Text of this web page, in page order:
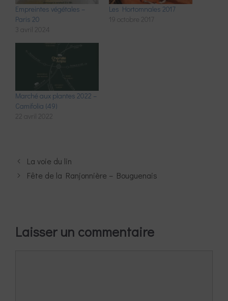
Empreintes végétales –
Paris 20
3 avril 2024
Les Hortomnales 2017
19 octobre 2017
Marché aux plantes 2022 –
Camifolia (49)
22 avril 2022
La voie du lin
Fête de la Ranjonnière – Bouguenais
Laisser un commentaire